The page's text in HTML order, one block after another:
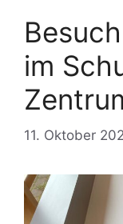
im
11. Oktober